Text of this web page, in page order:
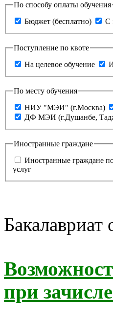
По способу оплаты обучения
Бюджет (бесплатно)
С
Поступление по квоте
На целевое обучение
По месту обучения
НИУ "МЭИ" (г.Москва)
ДФ МЭИ (г.Душанбе,
Иностранные граждане
Иностранные граждане
услуг
при